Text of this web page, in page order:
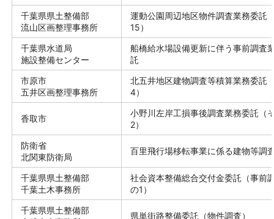
千葉県県土整備部
流山区画整理事務所
運動公園周辺地区物件調査業務委託
15）
千葉県水道局
施設整備センター
船橋給水場設備更新に伴う事前調査
託
市原市
五井区画整理事務所
北五井地区建物調査等積算業務委託
4）
香取市
小野川左岸工損事後調査業務委託（
2）
防衛省
北関東防衛局
百里飛行場移転事業に係る建物等調
千葉県県土整備部
千葉土木事務所
社会資本整備総合交付金委託（事前
の1）
千葉県県土整備部
県単街路整備委託（物件調査）